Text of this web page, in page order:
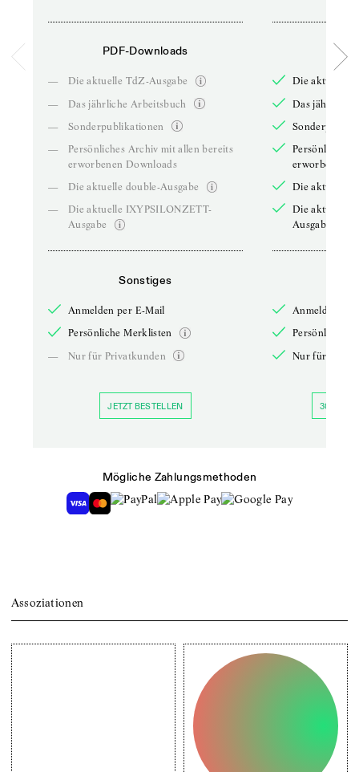
PDF-Downloads
—
Die aktuelle TdZ-Ausgabe
—
Das jährliche Arbeitsbuch
—
Sonderpublikationen
—
Persönliches Archiv mit allen bereits
erworbenen Downloads
—
Die aktuelle double-Ausgabe
—
Die aktuelle IXYPSILONZETT-
Ausgabe
Sonstiges
Anmelden per E-Mail
Persönliche Merklisten
—
Nur für Privatkunden
JETZT BESTELLEN
Die aktuelle
Das jährliche
Persönliches
erworbenen
Die aktuelle
Die aktuelle
Ausgabe
Anmelden
Persönliche
Nur für
30 TAGE
Mögliche Zahlungsmethoden
Assoziationen